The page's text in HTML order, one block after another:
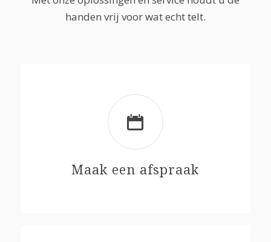
handen vrij voor wat echt telt.
Maak een afspraak